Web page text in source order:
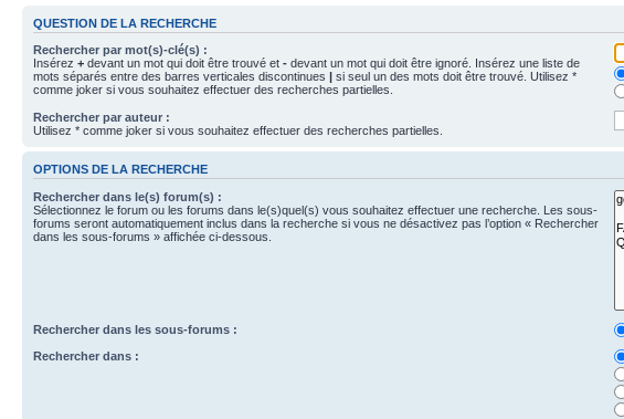
QUESTION DE LA RECHERCHE
Rechercher par mot(s)-clé(s) :
Insérez + devant un mot qui doit être trouvé et - devant un mot qui doit être ignoré. Insérez une liste de
mots séparés entre des barres verticales discontinues | si seul un des mots doit être trouvé. Utilisez *
comme joker si vous souhaitez effectuer des recherches partielles.
Rechercher par auteur :
Utilisez * comme joker si vous souhaitez effectuer des recherches partielles.
OPTIONS DE LA RECHERCHE
Rechercher dans le(s) forum(s) :
Sélectionnez le forum ou les forums dans le(s)quel(s) vous souhaitez effectuer une recherche. Les sous-
forums seront automatiquement inclus dans la recherche si vous ne désactivez pas l’option « Rechercher
dans les sous-forums » affichée ci-dessous.
Rechercher dans les sous-forums :
Rechercher dans :